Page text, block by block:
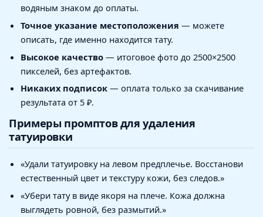
водяным знаком до оплаты.
Точное указание местоположения — можете
описать, где именно находится тату.
Высокое качество— итоговое фото до 2500×2500
пикселей, без артефактов.
Никаких подписок— оплата только за скачивание
результата от 5 ₽.
Примеры промптов для удаления
татуировки
«Удали татуировку на левом предплечье. Восстанови
естественный цвет и текстуру кожи, без следов.»
«Убери тату в виде якоря на плече. Кожа должна
выглядеть ровной, без размытий.»